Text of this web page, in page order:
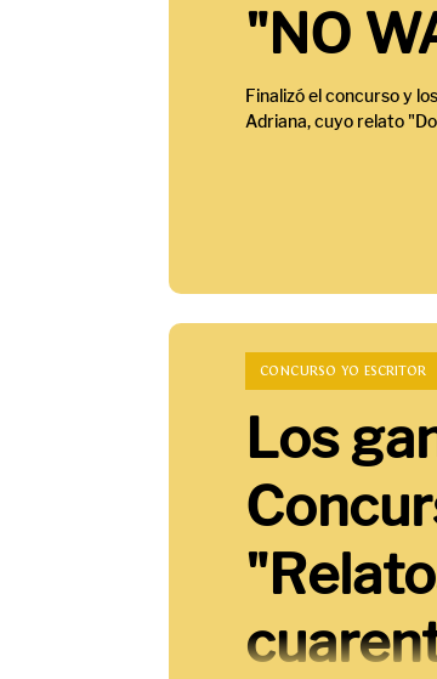
"NO
Finalizó el concurso y
Adriana, cuyo relato
Los
CONCURSO YO ESCRITOR